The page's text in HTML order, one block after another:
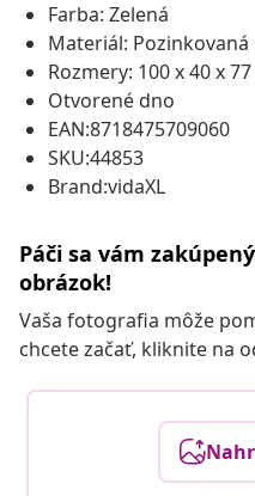
Farba: Zelená
Materiál: Pozinkovaná
Rozmery: 100 x 40 x
Otvorené dno
EAN:8718475709060
SKU:44853
Brand:vidaXL
Páči sa vám
obrázok!
Vaša fotografia môže
chcete začať, kliknite na